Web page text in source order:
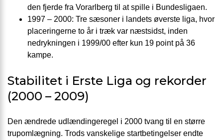
den fjerde fra Vorarlberg til at spille i Bundesligaen.
1997 – 2000: Tre sæsoner i landets øverste liga, hvor
placeringerne to år i træk var næstsidst, inden
nedrykningen i 1999/00 efter kun 19 point på 36
kampe.
Stabilitet i Erste Liga og rekorder
(2000 – 2009)
Den ændrede udlændingeregel i 2000 tvang til en større
trupomlægning. Trods vanskelige startbetingelser endte